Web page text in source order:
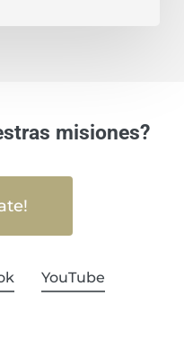
misiones?
YouTube